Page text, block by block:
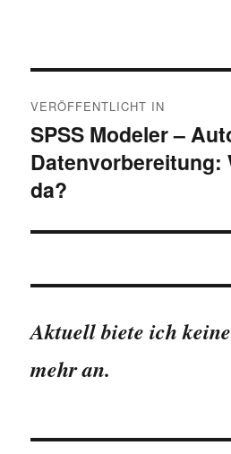
VERÖFFENTLICHT IN
SPSS Modeler –
Datenvorbereitung:
da?
Aktuell biete ich
mehr an.